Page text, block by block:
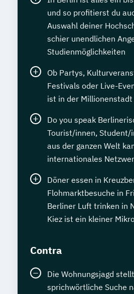
und so profitierst du
Auswahl deiner
schier unendlichen
Studienmöglichkeiten
Ob Partys,
Festivals oder Live-
ist in der
Do you speak
Tourist/innen, Student/
aus der ganzen Welt
internationales
Döner essen in
Flohmarktbesuche in
Berliner Luft trinken in
Kiez ist ein kleiner
Contra
Die Wohnungsjagd
sprichwörtliche Suche